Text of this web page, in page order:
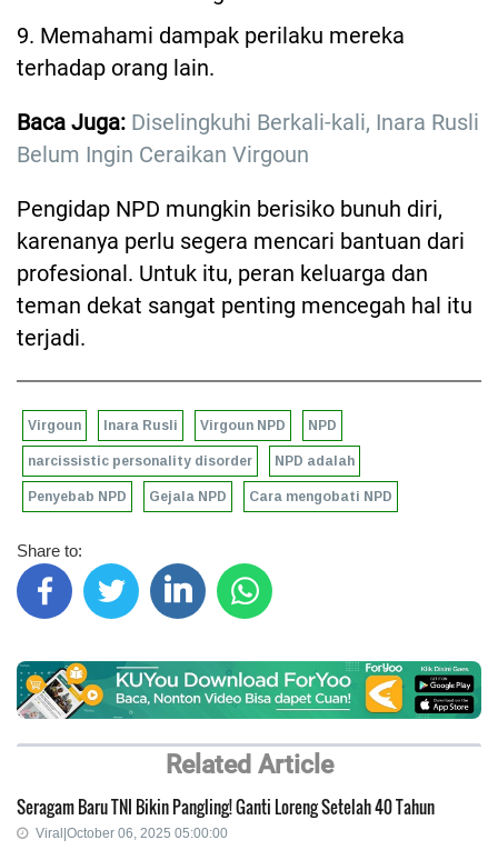
9. Memahami dampak perilaku mereka
terhadap orang lain.
Baca Juga: Diselingkuhi Berkali-kali, Inara Rusli
Belum Ingin Ceraikan Virgoun
Pengidap NPD mungkin berisiko bunuh diri,
karenanya perlu segera mencari bantuan dari
profesional. Untuk itu, peran keluarga dan
teman dekat sangat penting mencegah hal itu
terjadi.
Virgoun Inara Rusli Virgoun NPD NPD
narcissistic personality disorder NPD adalah
Penyebab NPD Gejala NPD Cara mengobati NPD
Share to:
Related Article
Seragam Baru TNI Bikin Pangling! Ganti Loreng Setelah 40 Tahun
Viral|October 06, 2025 05:00:00